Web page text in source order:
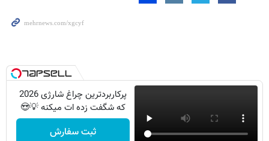
پرکاربردترین چراغ شارژی 2026
که شگفت زده ات میکنه 💡😍
ثبت سفارش